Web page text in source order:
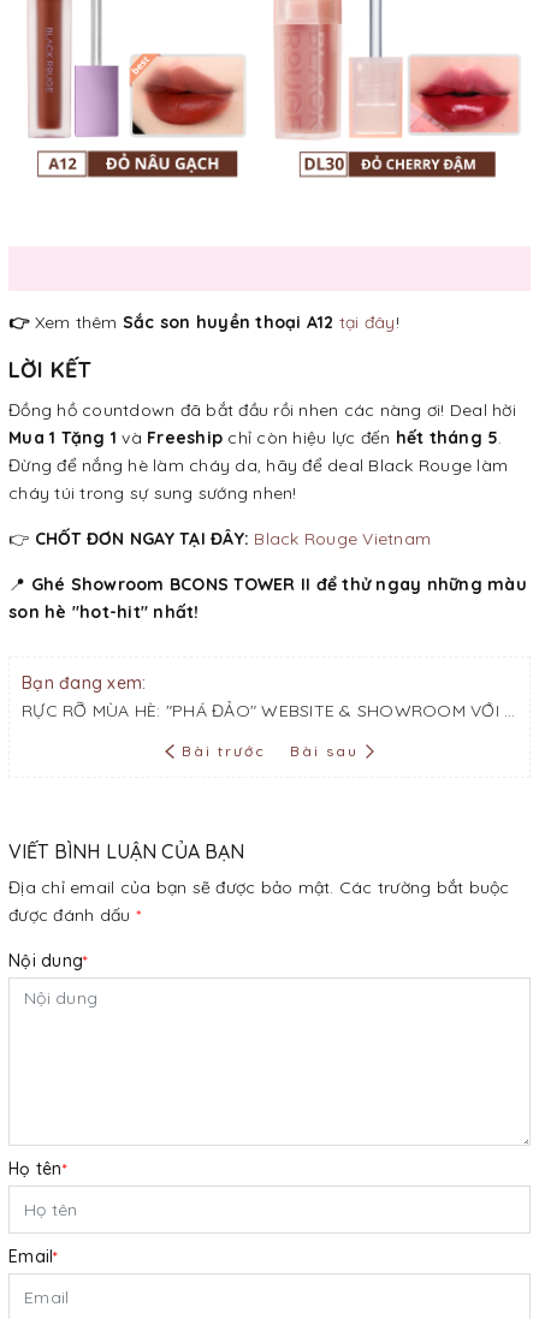
👉 Xem thêm Sắc son huyền thoại A12 tại đây!
LỜI KẾT
Đồng hồ countdown đã bắt đầu rồi nhen các nàng ơi! Deal hời
Mua 1 Tặng 1 và Freeship chỉ còn hiệu lực đến hết tháng 5.
Đừng để nắng hè làm cháy da, hãy để deal Black Rouge làm
cháy túi trong sự sung sướng nhen!
👉 CHỐT ĐƠN NGAY TẠI ĐÂY: Black Rouge Vietnam
📍 Ghé Showroom BCONS TOWER II để thử ngay những màu
son hè "hot-hit" nhất!
Bạn đang xem:
RỰC RỠ MÙA HÈ: "PHÁ ĐẢO" WEBSITE & SHOWROOM VỚI DEAL MUA 1 TẶNG 1 – DUY NHẤT ĐẾN HẾT THÁNG 5!
Bài trước Bài sau
VIẾT BÌNH LUẬN CỦA BẠN
Địa chỉ email của bạn sẽ được bảo mật. Các trường bắt buộc
được đánh dấu *
Nội dung*
Họ tên*
Email*